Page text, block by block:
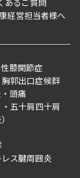
あるご質問
経営担当者様へ
膝関節症
胸郭出口症候群
頭痛
五十肩四十肩
レス腱周囲炎